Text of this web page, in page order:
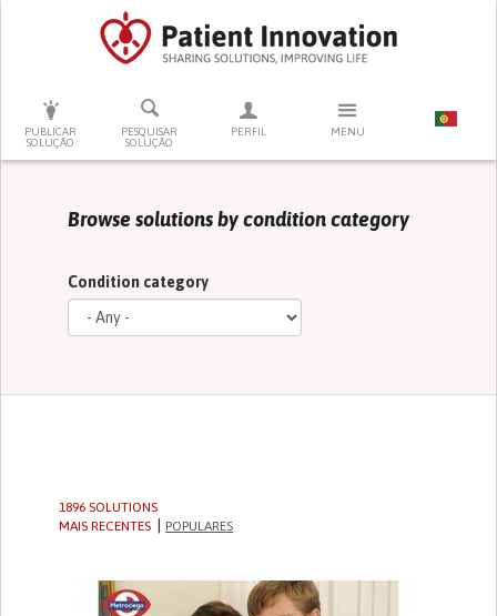
PUBLICAR
SOLUÇÃO
PESQUISAR
SOLUÇÃO
PERFIL MENU
PRESSIONE ENTER PARA PESQUISAR
Browse solutions by condition category
Condition category
1896 SOLUTIONS
MAIS RECENTES
POPULARES